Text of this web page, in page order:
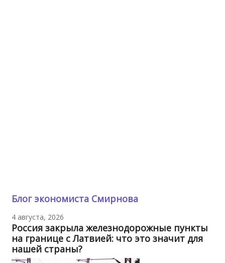
Блог экономиста Смирнова
4 августа, 2026
Россия закрыла железнодорожные пункты
на границе с Латвией: что это значит для
нашей страны?